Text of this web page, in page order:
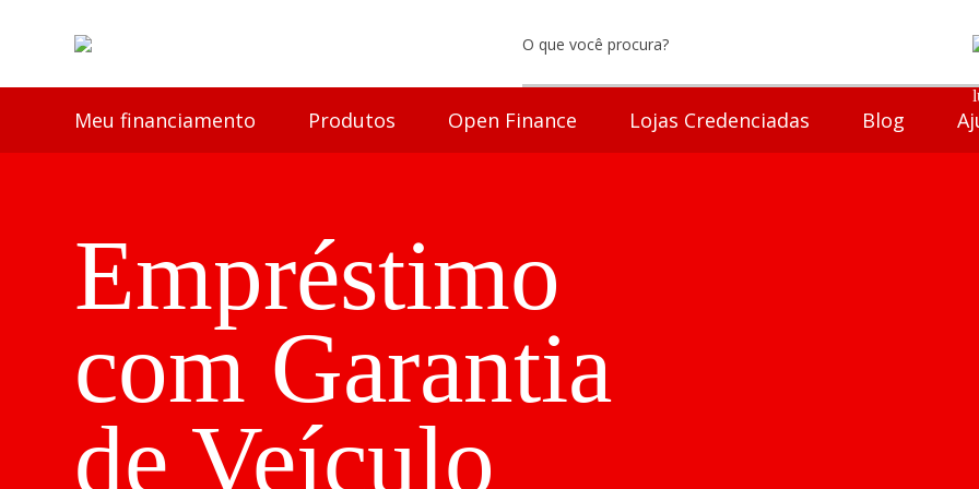
Meu financiamento Produtos Open Finance Lojas Credenciadas Blog
Empréstimo
com Garantia
de Veículo